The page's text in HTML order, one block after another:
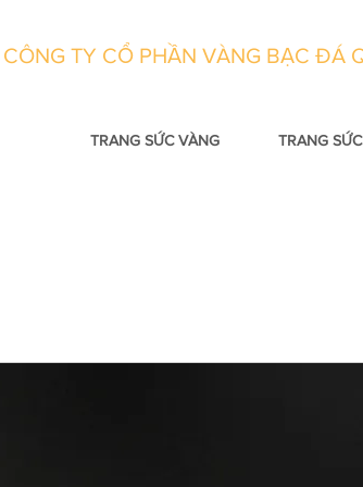
CÔNG TY CỔ PHẦN VÀNG BẠC ĐÁ
TRANG SỨC VÀNG TRANG